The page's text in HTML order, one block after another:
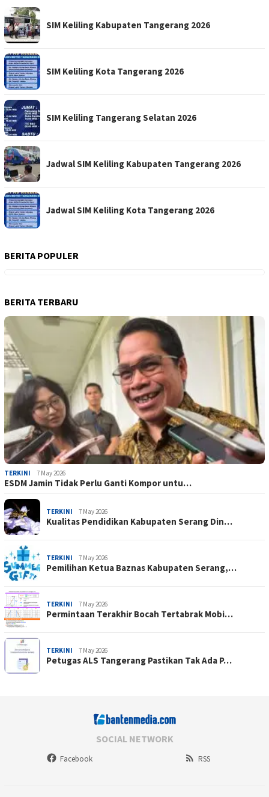
SIM Keliling Kabupaten Tangerang 2026
SIM Keliling Kota Tangerang 2026
SIM Keliling Tangerang Selatan 2026
Jadwal SIM Keliling Kabupaten Tangerang 2026
Jadwal SIM Keliling Kota Tangerang 2026
BERITA POPULER
BERITA TERBARU
TERKINI 7 May 2026
ESDM Jamin Tidak Perlu Ganti Kompor untu…
TERKINI 7 May 2026
Kualitas Pendidikan Kabupaten Serang Din…
TERKINI 7 May 2026
Pemilihan Ketua Baznas Kabupaten Serang,…
TERKINI 7 May 2026
Permintaan Terakhir Bocah Tertabrak Mobi…
TERKINI 7 May 2026
Petugas ALS Tangerang Pastikan Tak Ada P…
SOCIAL NETWORK
Facebook RSS